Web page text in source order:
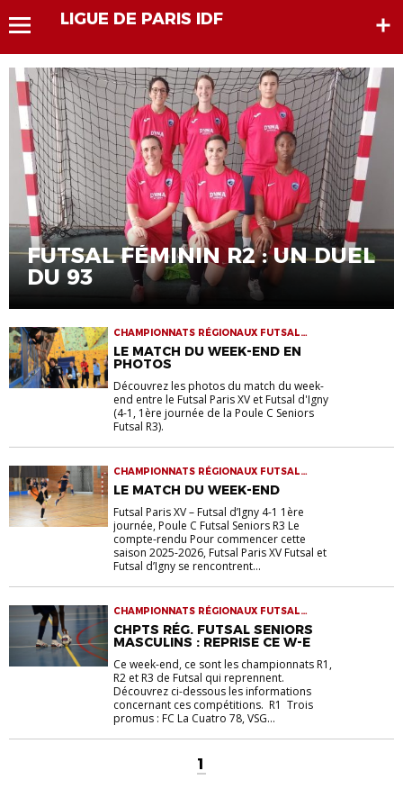
LIGUE DE PARIS IDF
FUTSAL FÉMININ R2 : UN DUEL
DU 93
CHAMPIONNATS RÉGIONAUX FUTSAL
FUTSAL
LE MATCH DU WEEK-END EN
PHOTOS
Découvrez les photos du match du week-
end entre le Futsal Paris XV et Futsal d'Igny
(4-1, 1ère journée de la Poule C Seniors
Futsal R3).
CHAMPIONNATS RÉGIONAUX FUTSAL
FUTSAL SENIORS
LE MATCH DU WEEK-END
Futsal Paris XV – Futsal d’Igny 4-1 1ère
journée, Poule C Futsal Seniors R3 Le
compte-rendu Pour commencer cette
saison 2025-2026, Futsal Paris XV Futsal et
Futsal d’Igny se rencontrent...
CHAMPIONNATS RÉGIONAUX FUTSAL
FUTSAL FUTSAL SENIORS
CHPTS RÉG. FUTSAL SENIORS
MASCULINS : REPRISE CE W-E
Ce week-end, ce sont les championnats R1,
R2 et R3 de Futsal qui reprennent.
Découvrez ci-dessous les informations
concernant ces compétitions. R1 Trois
promus : FC La Cuatro 78, VSG...
1